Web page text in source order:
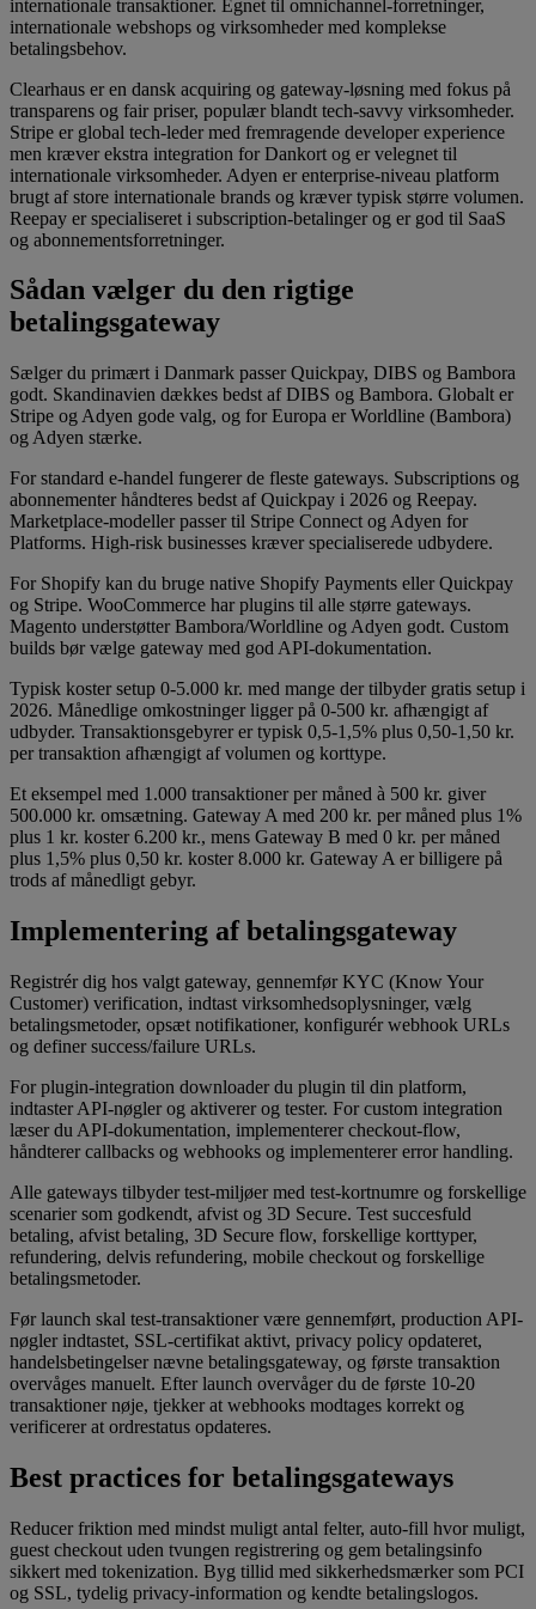
internationale transaktioner. Egnet til omnichannel-forretninger,
internationale webshops og virksomheder med komplekse
betalingsbehov.
Clearhaus er en dansk acquiring og gateway-løsning med fokus på
transparens og fair priser, populær blandt tech-savvy virksomheder.
Stripe er global tech-leder med fremragende developer experience
men kræver ekstra integration for Dankort og er velegnet til
internationale virksomheder. Adyen er enterprise-niveau platform
brugt af store internationale brands og kræver typisk større volumen.
Reepay er specialiseret i subscription-betalinger og er god til SaaS
og abonnementsforretninger.
Sådan vælger du den rigtige
betalingsgateway
Sælger du primært i Danmark passer Quickpay, DIBS og Bambora
godt. Skandinavien dækkes bedst af DIBS og Bambora. Globalt er
Stripe og Adyen gode valg, og for Europa er Worldline (Bambora)
og Adyen stærke.
For standard e-handel fungerer de fleste gateways. Subscriptions og
abonnementer håndteres bedst af Quickpay i 2026 og Reepay.
Marketplace-modeller passer til Stripe Connect og Adyen for
Platforms. High-risk businesses kræver specialiserede udbydere.
For Shopify kan du bruge native Shopify Payments eller Quickpay
og Stripe. WooCommerce har plugins til alle større gateways.
Magento understøtter Bambora/Worldline og Adyen godt. Custom
builds bør vælge gateway med god API-dokumentation.
Typisk koster setup 0-5.000 kr. med mange der tilbyder gratis setup i
2026. Månedlige omkostninger ligger på 0-500 kr. afhængigt af
udbyder. Transaktionsgebyrer er typisk 0,5-1,5% plus 0,50-1,50 kr.
per transaktion afhængigt af volumen og korttype.
Et eksempel med 1.000 transaktioner per måned à 500 kr. giver
500.000 kr. omsætning. Gateway A med 200 kr. per måned plus 1%
plus 1 kr. koster 6.200 kr., mens Gateway B med 0 kr. per måned
plus 1,5% plus 0,50 kr. koster 8.000 kr. Gateway A er billigere på
trods af månedligt gebyr.
Implementering af betalingsgateway
Registrér dig hos valgt gateway, gennemfør KYC (Know Your
Customer) verification, indtast virksomhedsoplysninger, vælg
betalingsmetoder, opsæt notifikationer, konfigurér webhook URLs
og definer success/failure URLs.
For plugin-integration downloader du plugin til din platform,
indtaster API-nøgler og aktiverer og tester. For custom integration
læser du API-dokumentation, implementerer checkout-flow,
håndterer callbacks og webhooks og implementerer error handling.
Alle gateways tilbyder test-miljøer med test-kortnumre og forskellige
scenarier som godkendt, afvist og 3D Secure. Test succesfuld
betaling, afvist betaling, 3D Secure flow, forskellige korttyper,
refundering, delvis refundering, mobile checkout og forskellige
betalingsmetoder.
Før launch skal test-transaktioner være gennemført, production API-
nøgler indtastet, SSL-certifikat aktivt, privacy policy opdateret,
handelsbetingelser nævne betalingsgateway, og første transaktion
overvåges manuelt. Efter launch overvåger du de første 10-20
transaktioner nøje, tjekker at webhooks modtages korrekt og
verificerer at ordrestatus opdateres.
Best practices for betalingsgateways
Reducer friktion med mindst muligt antal felter, auto-fill hvor muligt,
guest checkout uden tvungen registrering og gem betalingsinfo
sikkert med tokenization. Byg tillid med sikkerhedsmærker som PCI
og SSL, tydelig privacy-information og kendte betalingslogos.